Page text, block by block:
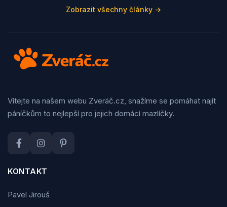
Zobrazit všechny články →
Vítejte na našem webu Zveráč.cz, snažíme se pomáhat najít
páníčkům to nejlepší pro jejich domácí mazlíčky.
KONTAKT
Pavel Jirouš